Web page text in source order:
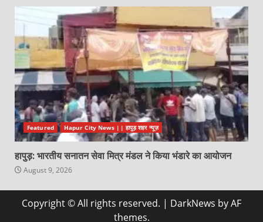
Featured Hapur City News || हापुड़ शहर न्यूज़
हापुड़: भारतीय सनातन सेवा मित्र मंडल ने किया भंडारे का आयोजन
August 9, 2026
Copyright © All rights reserved. | DarkNews by AF
themes.